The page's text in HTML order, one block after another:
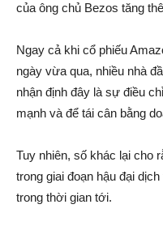
của ông chủ Bezos tăng
Ngay cả khi cổ phiếu
ngày vừa qua, nhiều nhà
nhậ‌n định đây là sự điều
mạnh và để tá‌i cân bằng
Tuy nhiên, số khác lại cho
trong giai đoạn hậu đại
trong thời gian tới.